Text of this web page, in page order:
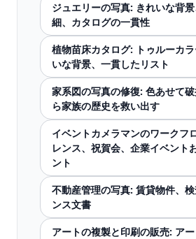
ジュエリーの写真: きれいな背
細、カタログの一貫性
植物苗床カタログ: トゥルーカ
いな背景、一貫したリスト
家系図の写真の修復: 色あせて
ら家族の歴史を救い出す
イベントカメラマンのワークフ
レンス、祝賀会、企業イベント
ント
不動産管理の写真: 賃貸物件、
ンス文書
アートの複製と印刷の販売: ア